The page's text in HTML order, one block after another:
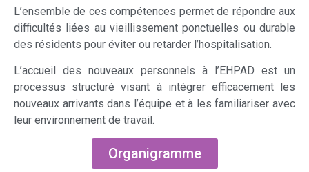
L’ensemble de ces compétences permet de répondre aux
difficultés liées au vieillissement ponctuelles ou durable
des résidents pour éviter ou retarder l’hospitalisation.
L’accueil des nouveaux personnels à l’EHPAD est un
processus structuré visant à intégrer efficacement les
nouveaux arrivants dans l’équipe et à les familiariser avec
leur environnement de travail.
Organigramme